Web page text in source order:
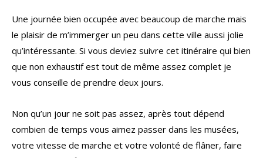
Une journée bien occupée avec beaucoup de marche mais
le plaisir de m’immerger un peu dans cette ville aussi jolie
qu’intéressante. Si vous deviez suivre cet itinéraire qui bien
que non exhaustif est tout de même assez complet je
vous conseille de prendre deux jours.
Non qu’un jour ne soit pas assez, après tout dépend
combien de temps vous aimez passer dans les musées,
votre vitesse de marche et votre volonté de flâner, faire